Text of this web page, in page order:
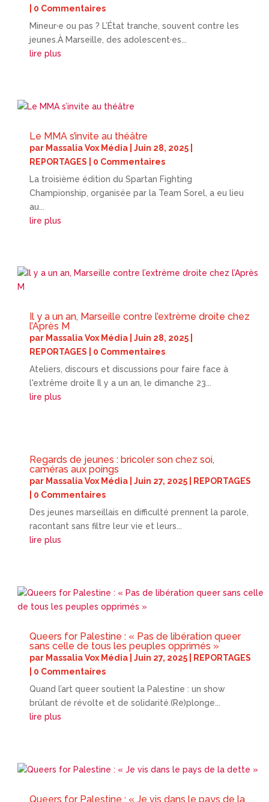
| 0 Commentaires
Mineur·e ou pas ? L’État tranche, souvent contre les
jeunes.À Marseille, des adolescent·es...
lire plus
Le MMA s’invite au théâtre
par Massalia Vox Média Juin 28, 2025
REPORTAGES | 0 Commentaires
La troisième édition du Spartan Fighting
Championship, organisée par la Team Sorel, a eu lieu
au...
lire plus
Il y a un an, Marseille contre l’extrème droite chez
l’Après M
par Massalia Vox Média Juin 28, 2025
REPORTAGES | 0 Commentaires
Ateliers, discours et discussions pour faire face à
l'extrême droite Il y a un an, le dimanche 23...
lire plus
Regards de jeunes : bricoler son chez soi,
caméras aux poings
par Massalia Vox Média Juin 27, 2025
REPORTAGES
| 0 Commentaires
Des jeunes marseillais en difficulté prennent la parole,
racontant sans filtre leur vie et leurs...
lire plus
Queers for Palestine : « Pas de libération queer
sans celle de tous les peuples opprimés »
par Massalia Vox Média Juin 27, 2025
REPORTAGES
| 0 Commentaires
Quand l’art queer soutient la Palestine : un show
brûlant de révolte et de solidarité.(Re)plonge...
lire plus
Queers for Palestine : « Je vis dans le pays de la